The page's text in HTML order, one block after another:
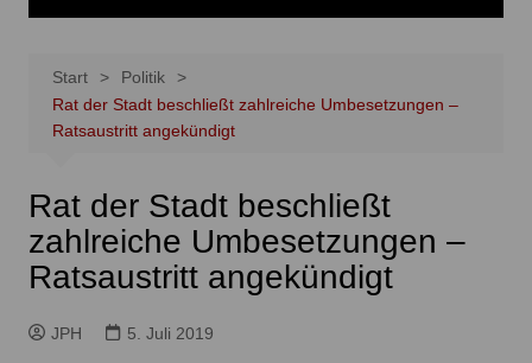
Start
Politik
Rat der Stadt beschließt zahlreiche Umbesetzungen –
Ratsaustritt angekündigt
Rat der Stadt beschließt
zahlreiche Umbesetzungen –
Ratsaustritt angekündigt
JPH 5. Juli 2019